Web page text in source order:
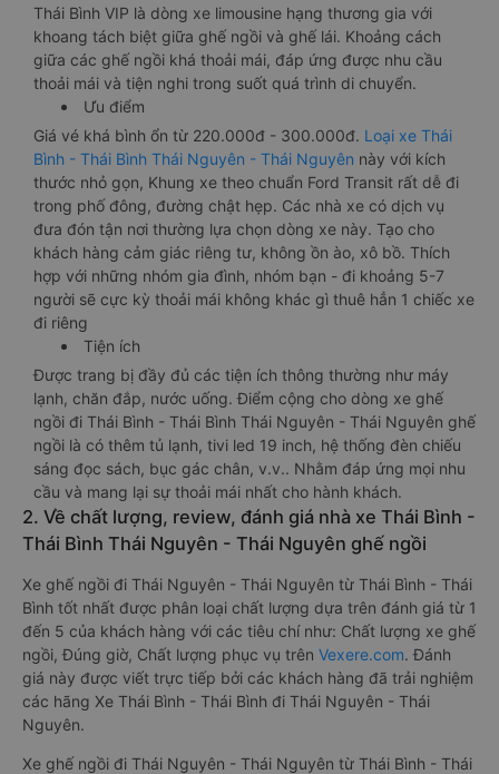
Thái Bình VIP là dòng xe limousine hạng thương gia với
khoang tách biệt giữa ghế ngồi và ghế lái. Khoảng cách
giữa các ghế ngồi khá thoải mái, đáp ứng được nhu cầu
thoải mái và tiện nghi trong suốt quá trình di chuyển.
Ưu điểm
Giá vé khá bình ổn từ 220.000đ - 300.000đ. Loại xe Thái
Bình - Thái Bình Thái Nguyên - Thái Nguyên này với kích
thước nhỏ gọn, Khung xe theo chuẩn Ford Transit rất dễ đi
trong phố đông, đường chật hẹp. Các nhà xe có dịch vụ
đưa đón tận nơi thường lựa chọn dòng xe này. Tạo cho
khách hàng cảm giác riêng tư, không ồn ào, xô bồ. Thích
hợp với những nhóm gia đình, nhóm bạn - đi khoảng 5-7
người sẽ cực kỳ thoải mái không khác gì thuê hẳn 1 chiếc xe
đi riêng
Tiện ích
Được trang bị đầy đủ các tiện ích thông thường như máy
lạnh, chăn đắp, nước uống. Điểm cộng cho dòng xe ghế
ngồi đi Thái Bình - Thái Bình Thái Nguyên - Thái Nguyên ghế
ngồi là có thêm tủ lạnh, tivi led 19 inch, hệ thống đèn chiếu
sáng đọc sách, bục gác chân, v.v.. Nhằm đáp ứng mọi nhu
cầu và mang lại sự thoải mái nhất cho hành khách.
2. Về chất lượng, review, đánh giá nhà xe Thái Bình -
Thái Bình Thái Nguyên - Thái Nguyên ghế ngồi
Xe ghế ngồi đi Thái Nguyên - Thái Nguyên từ Thái Bình - Thái
Bình tốt nhất được phân loại chất lượng dựa trên đánh giá từ 1
đến 5 của khách hàng với các tiêu chí như: Chất lượng xe ghế
ngồi, Đúng giờ, Chất lượng phục vụ trên Vexere.com. Đánh
giá này được viết trực tiếp bởi các khách hàng đã trải nghiệm
các hãng Xe Thái Bình - Thái Bình đi Thái Nguyên - Thái
Nguyên.
Xe ghế ngồi đi Thái Nguyên - Thái Nguyên từ Thái Bình - Thái